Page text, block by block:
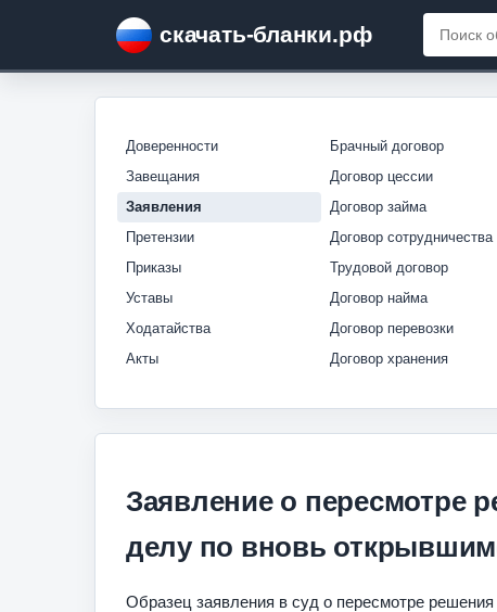
скачать-бланки.рф
Доверенности
Завещания
Заявления
Претензии
Приказы
Уставы
Ходатайства
Акты
Брачный договор
Договор цессии
Договор займа
Договор сотрудничества
Трудовой договор
Договор найма
Договор перевозки
Договор хранения
Заявление о пересмотре
делу по вновь
Образец заявления в суд о пересмотре